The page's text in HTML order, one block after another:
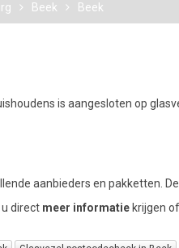
Beek Beek
is aangesloten op
aanbieders en pakketten.
u direct meer informatie krijgen